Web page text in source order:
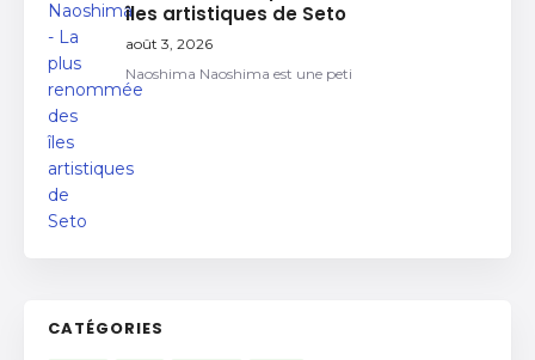
îles artistiques de Seto
août 3, 2026
Naoshima Naoshima est une peti
CATÉGORIES